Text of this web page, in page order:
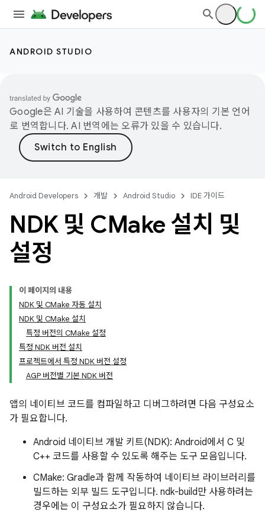
ANDROID STUDIO
Google은 AI 기술을 사용하여 콘텐츠를 사용자의 기본 언어
로 번역합니다. AI 번역에는 오류가 있을 수 있습니다.
Android Developers 개발 Android Studio IDE 가이드
NDK 및 CMake 설치 및
설정
이 페이지의 내용
NDK 및 CMake 자동 설치
NDK 및 CMake 설치
특정 버전의 CMake 설정
특정 NDK 버전 설치
프로젝트에서 특정 NDK 버전 설정
AGP 버전별 기본 NDK 버전
앱의 네이티브 코드를 컴파일하고 디버그하려면 다음 구성요소
가 필요합니다.
Android 네이티브 개발 키트(NDK): Android에서 C 및
C++ 코드를 사용할 수 있도록 해주는 도구 모음입니다.
CMake: Gradle과 함께 작동하여 네이티브 라이브러리를
빌드하는 외부 빌드 도구입니다. ndk-build만 사용하려는
경우에는 이 구성요소가 필요하지 않습니다.